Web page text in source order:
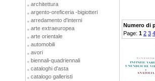
architettura
argento-oreficeria -bigiotteri
arredamento d'interni
arte extraeuropea
arte orientale
automobili
avori
biennali-quadriennali
cataloghi d'asta
catalogo galleristi
Numero di
Page: 1 2 3 4